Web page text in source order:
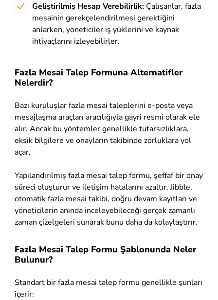
Geliştirilmiş Hesap Verebilirlik: Çalışanlar, fazla
mesainin gerekçelendirilmesi gerektiğini
anlarken, yöneticiler iş yüklerini ve kaynak
ihtiyaçlarını izleyebilirler.
Fazla Mesai Talep Formuna Alternatifler
Nelerdir?
Bazı kuruluşlar fazla mesai taleplerini e-posta veya
mesajlaşma araçları aracılığıyla gayri resmi olarak ele
alır. Ancak bu yöntemler genellikle tutarsızlıklara,
eksik bilgilere ve onayların takibinde zorluklara yol
açar.
Yapılandırılmış fazla mesai talep formu, şeffaf bir onay
süreci oluşturur ve iletişim hatalarını azaltır. Jibble,
otomatik fazla mesai takibi, doğru devam kayıtları ve
yöneticilerin anında inceleyebileceği gerçek zamanlı
zaman çizelgeleri sunarak bunu daha da kolaylaştırır.
Fazla Mesai Talep Formu Şablonunda Neler
Bulunur?
Standart bir fazla mesai talep formu genellikle şunları
içerir: